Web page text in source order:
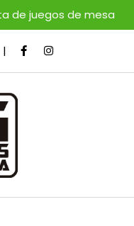
de juegos de mesa